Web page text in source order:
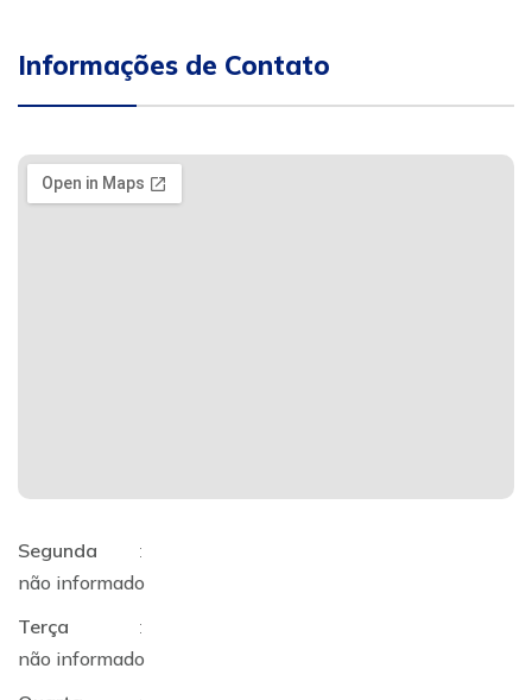
Informações de Contato
Segunda
:
não informado
Terça
:
não informado